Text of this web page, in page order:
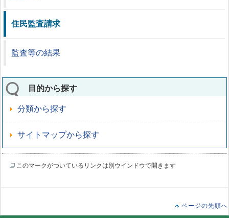
住民監査請求
監査等の結果
目的から探す
分類から探す
サイトマップから探す
このマークがついているリンクは別ウインドウで開きます
ページの先頭へ